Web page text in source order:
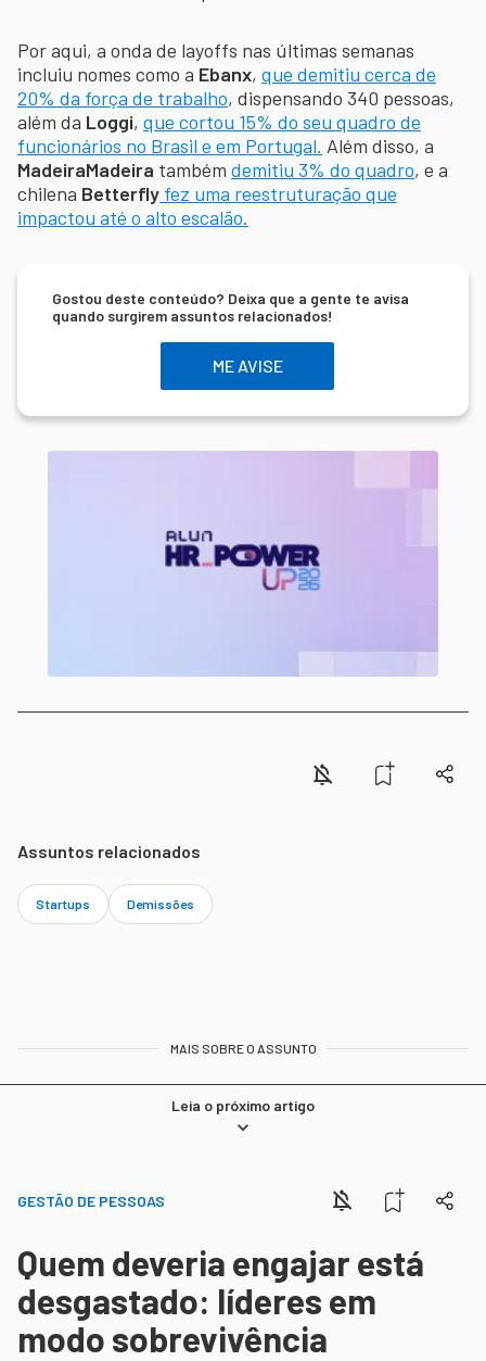
Por aqui, a onda de layoffs nas últimas semanas
incluiu nomes como a Ebanx, que demitiu cerca de
20% da força de trabalho, dispensando 340 pessoas,
além da Loggi, que cortou 15% do seu quadro de
funcionários no Brasil e em Portugal. Além disso, a
MadeiraMadeira também demitiu 3% do quadro, e a
chilena Betterfly fez uma reestruturação que
impactou até o alto escalão.
Gostou deste conteúdo? Deixa que a gente te avisa
quando surgirem assuntos relacionados!
ME AVISE
Assuntos relacionados
Startups Demissões
MAIS SOBRE O ASSUNTO
Leia o próximo artigo
GESTÃO DE PESSOAS
Quem deveria engajar está
desgastado: líderes em
modo sobrevivência